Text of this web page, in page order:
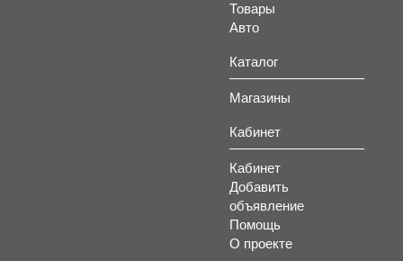
Товары
Авто
Каталог
Магазины
Кабинет
Кабинет
Добавить
объявление
Помощь
О проекте